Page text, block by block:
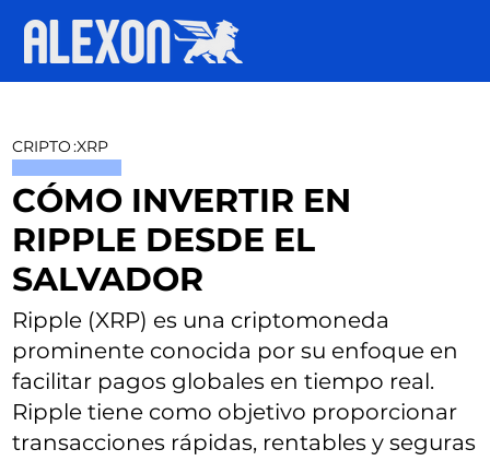
CRIPTO:XRP
CÓMO INVERTIR EN
RIPPLE DESDE EL
SALVADOR
Ripple (XRP) es una criptomoneda
prominente conocida por su enfoque en
facilitar pagos globales en tiempo real.
Ripple tiene como objetivo proporcionar
transacciones rápidas, rentables y seguras